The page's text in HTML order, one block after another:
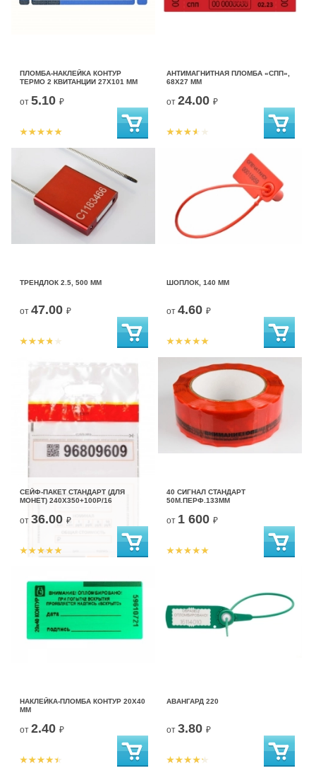
ПЛОМБА-НАКЛЕЙКА КОНТУР
ТЕРМО 2 КВИТАНЦИИ 27Х101 ММ
от 5.10 ₽
АНТИМАГНИТНАЯ ПЛОМБА «СПП»,
68Х27 ММ
от 24.00 ₽
ТРЕНДЛОК 2.5, 500 ММ
от 47.00 ₽
ШОПЛОК, 140 ММ
от 4.60 ₽
СЕЙФ-ПАКЕТ CТАНДАРТ (ДЛЯ
МОНЕТ) 240X350+100Р/16
от 36.00 ₽
40 СИГНАЛ СТАНДАРТ
50М.ПЕРФ.133ММ
от 1 600 ₽
НАКЛЕЙКА-ПЛОМБА КОНТУР 20Х40
ММ
от 2.40 ₽
АВАНГАРД 220
от 3.80 ₽